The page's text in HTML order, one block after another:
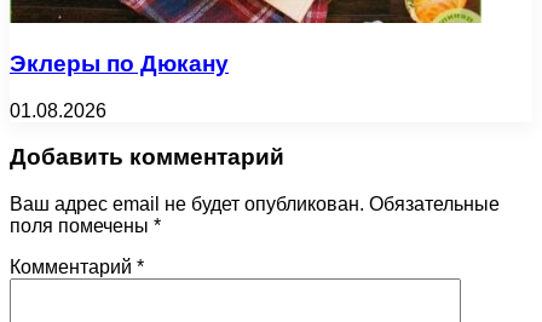
Эклеры по Дюкану
01.08.2026
Добавить комментарий
Ваш адрес email не будет опубликован. Обязательные
поля помечены *
Комментарий *